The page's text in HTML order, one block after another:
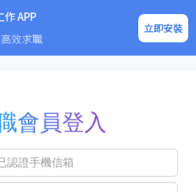
APP
效求職
立即安裝
企業求才
會員登入